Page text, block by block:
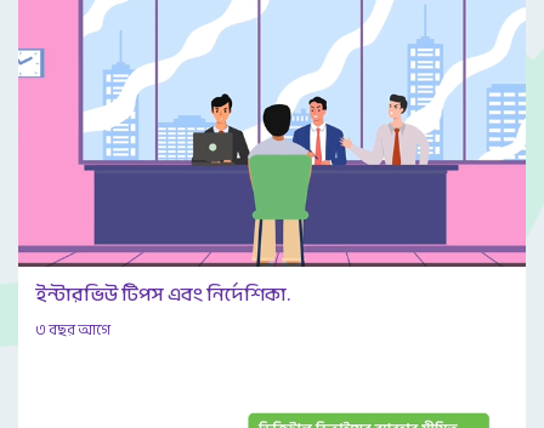
ইন্টারভিউ টিপস এবং নির্দেশিকা.
৩ বছর আগে